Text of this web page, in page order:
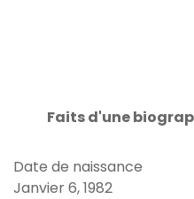
Faits d'une
Date de naissance
Janvier 6, 1982